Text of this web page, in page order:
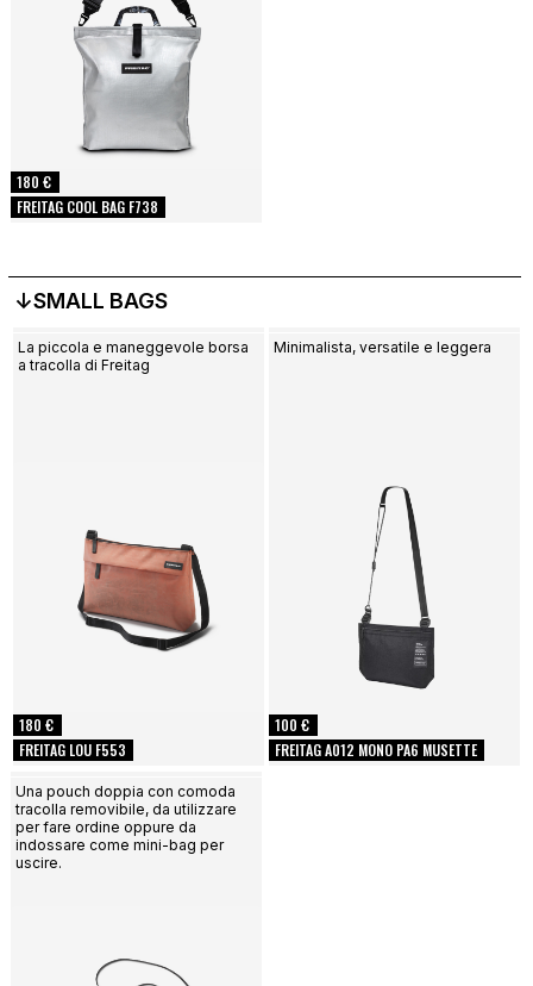
FREITAG COOL BAG F738
180 €
↓SMALL BAGS
FREITAG LOU F553
180 €
La piccola e maneggevole borsa
a tracolla di Freitag
FREITAG A012 MONO PA6 MUSETTE
100 €
Minimalista, versatile e leggera
Una pouch doppia con comoda
tracolla removibile, da utilizzare
per fare ordine oppure da
indossare come mini-bag per
uscire.